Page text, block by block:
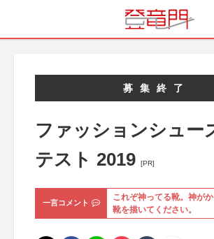
募集終了
ファッションシュー
テスト 2019
[PR]
一言コメント
これぞ神ってる靴。神が
靴を描いてください。